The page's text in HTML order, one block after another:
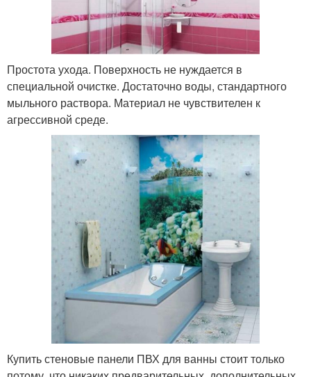
Простота ухода. Поверхность не нуждается в
специальной очистке. Достаточно воды, стандартного
мыльного раствора. Материал не чувствителен к
агрессивной среде.
Купить стеновые панели ПВХ для ванны стоит только